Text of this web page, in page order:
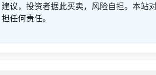
建议，投资者据此买卖，风险自担。本站
担任何责任。